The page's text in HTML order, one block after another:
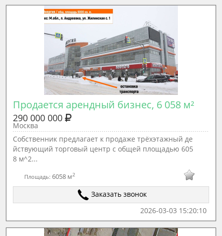
Продается арендный бизнес, 6 058 м²
290 000 000
Москва
Собственник предлагает к продаже трёхэтажный де
йствующий торговый центр с общей площадью 605
8 м^2...
Площадь:6058 м2
Заказать звонок
2026-03-03 15:20:10